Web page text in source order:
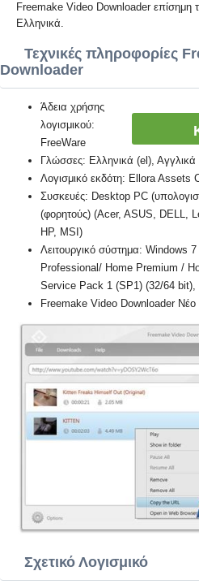
Freemake Video Downloader επίσημη
Ελληνικά.
Τεχνικές πληροφορίες
Downloader
Άδεια χρήσης
λογισμικού:
FreeWare
Γλώσσες: Ελληνικά (el), Αγγλικά
Λογισμικό εκδότη: Ellora Assets
Συσκευές: Desktop PC
(φορητούς) (Acer, ASUS, DELL,
HP, MSI)
Λειτουργικό σύστημα: Windows
Professional/ Home Premium /
Service Pack 1 (SP1) (32/64 bit),
Freemake Video Downloader
Σχετικό Λογισμικό